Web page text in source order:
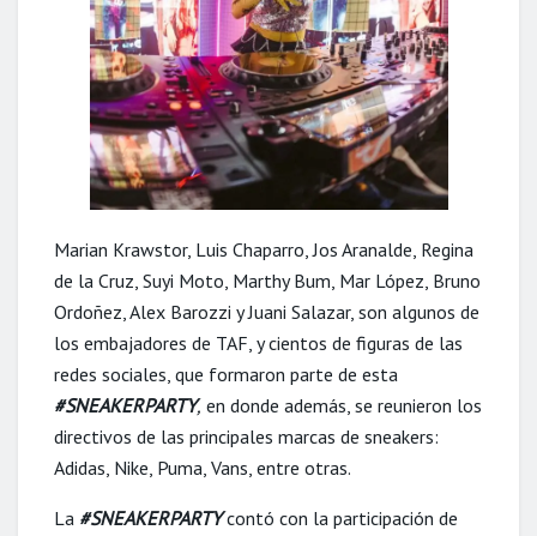
Marian Krawstor, Luis Chaparro, Jos Aranalde, Regina
de la Cruz, Suyi Moto, Marthy Bum, Mar López, Bruno
Ordoñez, Alex Barozzi y Juani Salazar, son algunos de
los embajadores de TAF, y cientos de figuras de las
redes sociales, que formaron parte de esta
#SNEAKERPARTY, en donde además, se reunieron los
directivos de las principales marcas de sneakers:
Adidas, Nike, Puma, Vans, entre otras.
La #SNEAKERPARTYcontó con la participación de